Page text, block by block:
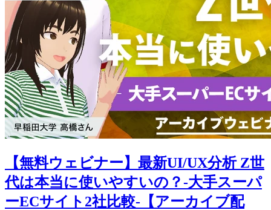
【無料ウェビナー】最新UI/UX分析 Z世
代は本当に使いやすいの？-大手スーパ
ーECサイト2社比較-【アーカイブ配